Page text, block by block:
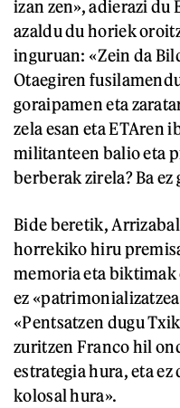
izan zen», adierazi du
azaldu du horiek
inguruan: «Zein da
Otaegiren
goraipamen eta
zela esan eta ETAren
militanteen balio eta
berberak zirela? Ba ez
Bide beretik,
horrekiko hiru
memoria eta biktimak
ez
«Pentsatzen dugu
zuritzen Franco hil
estrategia hura, eta
kolosal hura».